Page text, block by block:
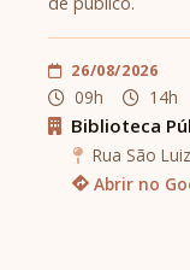
26/08/2026
09h 14h
Biblioteca
Rua São
Abrir no